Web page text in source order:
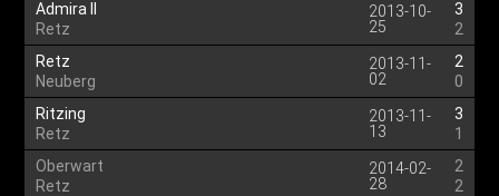
Admira II
Retz
2013-10-
25
3
2
Retz
Neuberg
2013-11-
02
2
0
Ritzing
Retz
2013-11-
13
3
1
Oberwart
Retz
2014-02-
28
2
2